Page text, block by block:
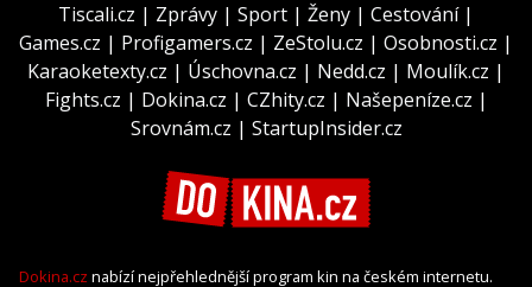
Tiscali.cz | Zprávy | Sport | Ženy | Cestování|
Games.cz | Profigamers.cz | ZeStolu.cz | Osobnosti.cz |
Karaoketexty.cz | Úschovna.cz | Nedd.cz | Moulík.cz |
Fights.cz | Dokina.cz | CZhity.cz | Našepeníze.cz |
Srovnám.cz | StartupInsider.cz
Dokina.cz nabízí nejpřehlednější program kin na českém internetu.